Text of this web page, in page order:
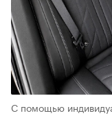
С помощью